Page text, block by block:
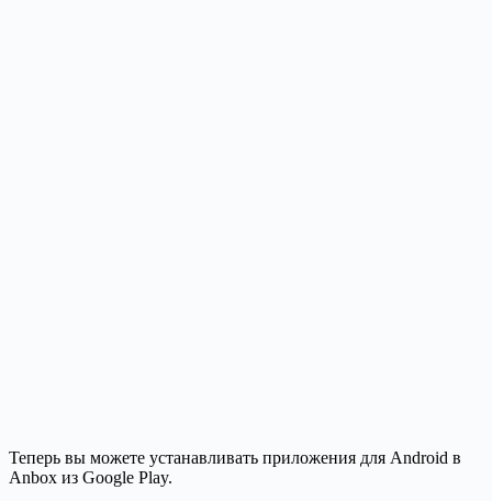
Теперь вы можете устанавливать приложения для Android в
Anbox из Google Play.